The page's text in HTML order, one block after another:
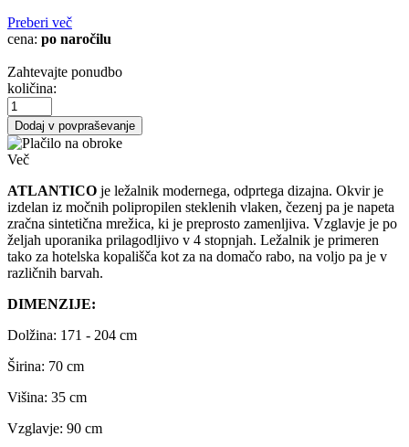
Preberi več
cena: po naročilu
Zahtevajte ponudbo
količina:
Dodaj v povpraševanje
Več
ATLANTICO je ležalnik modernega, odprtega dizajna. Okvir je
izdelan iz močnih polipropilen steklenih vlaken, čezenj pa je napeta
zračna sintetična mrežica, ki je preprosto zamenljiva. Vzglavje je po
željah uporanika prilagodljivo v 4 stopnjah. Ležalnik je primeren
tako za hotelska kopališča kot za na domačo rabo, na voljo pa je v
različnih barvah.
DIMENZIJE:
Dolžina: 171 - 204 cm
Širina: 70 cm
Višina: 35 cm
Vzglavje: 90 cm